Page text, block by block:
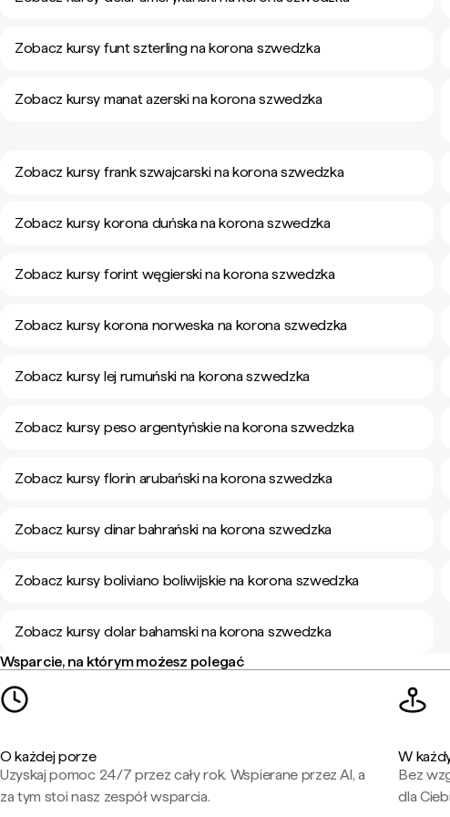
Zobacz kursy funt szterling na korona szwedzka
Zobacz kursy manat azerski na korona szwedzka
Zobacz kursy frank szwajcarski na korona szwedzka
Zobacz kursy korona duńska na korona szwedzka
Zobacz kursy forint węgierski na korona szwedzka
Zobacz kursy korona norweska na korona szwedzka
Zobacz kursy lej rumuński na korona szwedzka
Zobacz kursy peso argentyńskie na korona szwedzka
Zobacz kursy florin arubański na korona szwedzka
Zobacz kursy dinar bahrański na korona szwedzka
Zobacz kursy boliviano boliwijskie na korona szwedzka
Zobacz kursy dolar bahamski na korona szwedzka
Wsparcie, na którym możesz polegać
O każdej porze
Uzyskaj pomoc 24/7 przez cały rok. Wspierane przez AI, a
za tym stoi nasz zespół wsparcia.
W
Bez
dla